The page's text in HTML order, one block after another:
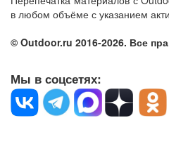
в любом объёме с указанием
© Outdoor.ru 2016-2026. Все
Мы в соцсетях: